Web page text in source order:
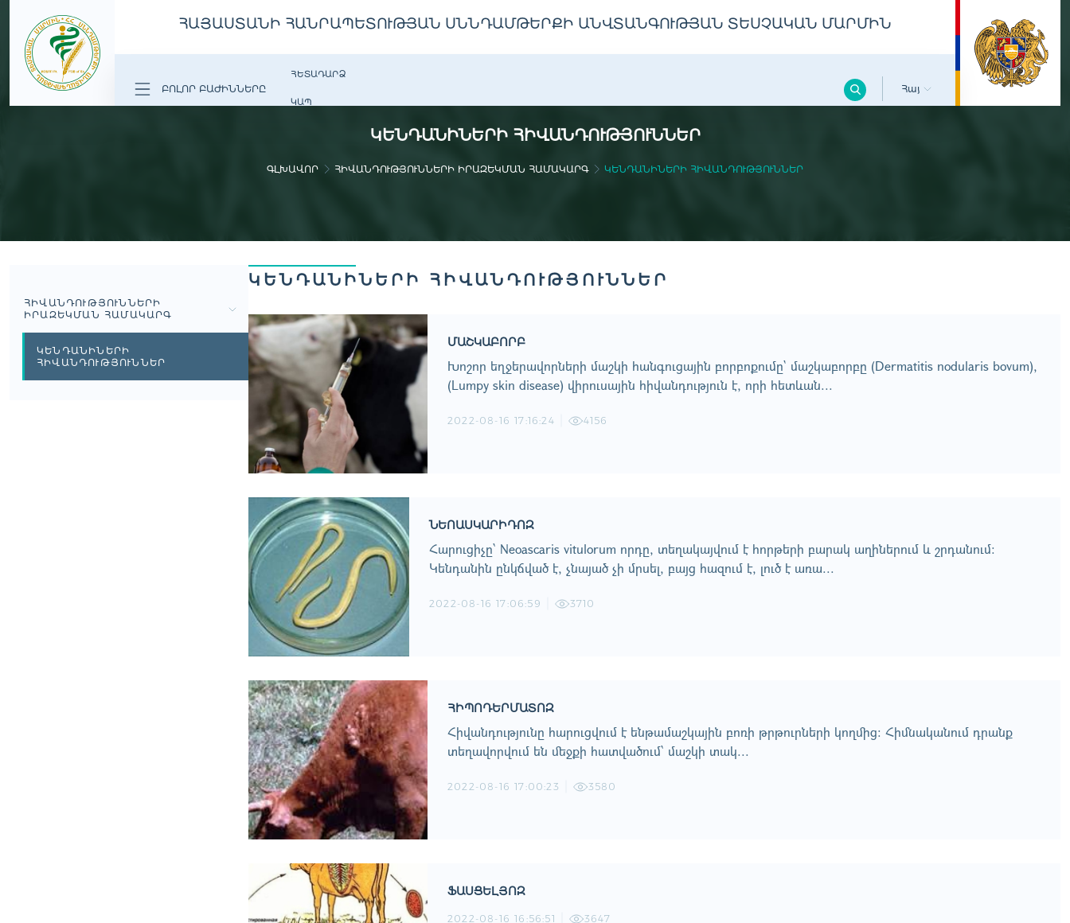
ՀԱՅԱՍՏԱՆԻ ՀԱՆՐԱՊԵՏՈՒԹՅԱՆ ՍՆՆԴԱՄԹԵՐՔԻ ԱՆՎՏԱՆԳՈՒԹՅԱՆ ՏԵՍՉԱԿԱՆ ՄԱՐՄԻՆ
ԲՈԼՈՐ ԲԱԺԻՆՆԵՐԸ
ՀԵՏԱԴԱՐՁ
ԿԱՊ
Հայ
ԿԵՆԴԱՆԻՆԵՐԻ ՀԻՎԱՆԴՈՒԹՅՈՒՆՆԵՐ
ԳԼԽԱՎՈՐ ՀԻՎԱՆԴՈՒԹՅՈՒՆՆԵՐԻ ԻՐԱԶԵԿՄԱՆ ՀԱՄԱԿԱՐԳ ԿԵՆԴԱՆԻՆԵՐԻ ՀԻՎԱՆԴՈՒԹՅՈՒՆՆԵՐ
ՀԻՎԱՆԴՈՒԹՅՈՒՆՆԵՐԻ
ԻՐԱԶԵԿՄԱՆ ՀԱՄԱԿԱՐԳ
ԿԵՆԴԱՆԻՆԵՐԻ
ՀԻՎԱՆԴՈՒԹՅՈՒՆՆԵՐ
ԿԵՆԴԱՆԻՆԵՐԻ ՀԻՎԱՆԴՈՒԹՅՈՒՆՆԵՐ
ՄԱՇԿԱԲՈՐԲ
Խոշոր եղջերավորների մաշկի հանգուցային բորբոքումը` մաշկաբորբը (Dermatitis nodularis bovum),
(Lumpy skin disease) վիրուսային հիվանդություն է, որի հետևան...
2022-08-16 17:16:24 4156
ՆԵՈԱՍԿԱՐԻԴՈԶ
Հարուցիչը՝ Neoascaris vitulorum որդը, տեղակայվում է հորթերի բարակ աղիներում և շրդանում:
Կենդանին ընկճված է, չնայած չի մրսել, բայց հազում է, լուծ է առա...
2022-08-16 17:06:59 3710
ՀԻՊՈԴԵՐՄԱՏՈԶ
Հիվանդությունը հարուցվում է ենթամաշկային բոռի թրթուրների կողմից: Հիմնականում դրանք
տեղավորվում են մեջքի հատվածում՝ մաշկի տակ...
2022-08-16 17:00:23 3580
ՖԱՍՑԵԼՅՈԶ
2022-08-16 16:56:51 3647